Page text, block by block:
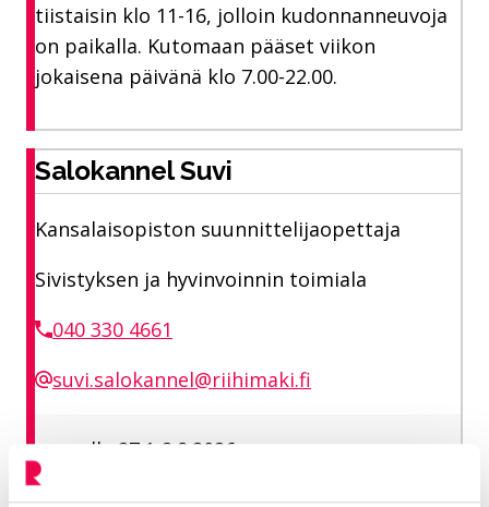
tiistaisin klo 11-16, jolloin kudonnanneuvoja
on paikalla. Kutomaan pääset viikon
jokaisena päivänä klo 7.00-22.00.
Salokannel Suvi
Kansalaisopiston suunnittelijaopettaja
Sivistyksen ja hyvinvoinnin toimiala
040 330 4661
suvi.salokannel@riihimaki.fi
vapaalla 27.1-2.8.2026